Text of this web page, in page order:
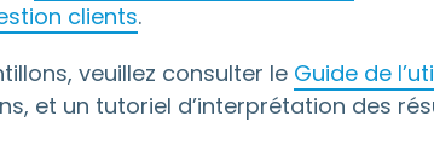
clients.
veuillez consulter le Guide de
et un tutoriel d’interprétation des